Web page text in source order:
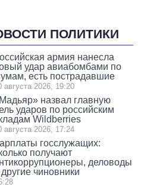
ПОЛИТИКИ
армия нанесла
удар авиабомбами по
есть пострадавшие
августа 2026, 19:20
назвал главную
ударов по российским
Wildberries
августа 2026, 17:24
госслужащих:
получают
деловоды
чиновники